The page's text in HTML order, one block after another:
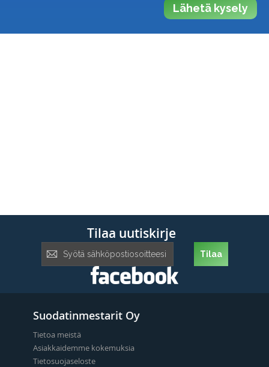
Lähetä kysely
Tilaa uutiskirje
uutiskirje:
Tilaa
Suodatinmestarit Oy
Tietoa meistä
Asiakkaidemme kokemuksia
Tietosuojaseloste